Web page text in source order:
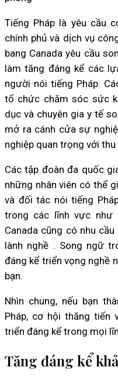
Tiếng Pháp là yêu cầu
chính phủ và dịch vụ
bang Canada yêu cầu
làm tăng đáng kể các
người nói tiếng Pháp.
tổ chức chăm sóc sức
dục và chuyên gia y tế
mở ra cánh cửa sự
nghiệp quan trọng với thu
Các tập đoàn đa quốc
những nhân viên có thể
và đối tác nói tiếng
trong các lĩnh vực như
Canada cũng có nhu
lành nghề . Song ngữ
đáng kể triển vọng nghề
bạn.
Nhìn chung, nếu bạn
Pháp, cơ hội thăng tiến
triển đáng kể trong mọi
Tăng đáng kể